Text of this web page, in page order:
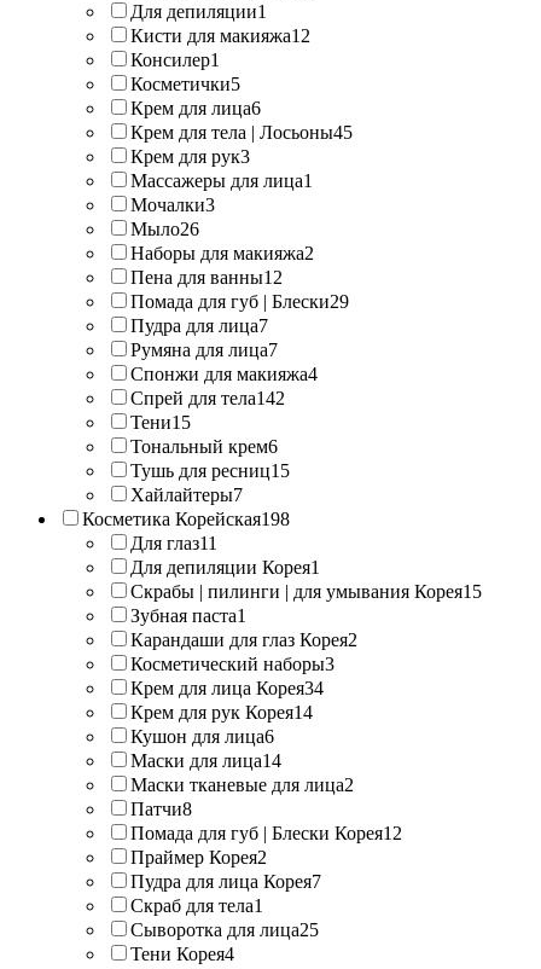
Для депиляции1
Кисти для макияжа12
Консилер1
Косметички5
Крем для лица6
Крем для тела | Лосьоны45
Крем для рук3
Массажеры для лица1
Мочалки3
Мыло26
Наборы для макияжа2
Пена для ванны12
Помада для губ | Блески29
Пудра для лица7
Румяна для лица7
Спонжи для макияжа4
Спрей для тела142
Тени15
Тональный крем6
Тушь для ресниц15
Хайлайтеры7
Косметика Корейская198
Для глаз11
Для депиляции Корея1
Скрабы | пилинги | для умывания Корея15
Зубная паста1
Карандаши для глаз Корея2
Косметический наборы3
Крем для лица Корея34
Крем для рук Корея14
Кушон для лица6
Маски для лица14
Маски тканевые для лица2
Патчи8
Помада для губ | Блески Корея12
Праймер Корея2
Пудра для лица Корея7
Скраб для тела1
Сыворотка для лица25
Тени Корея4